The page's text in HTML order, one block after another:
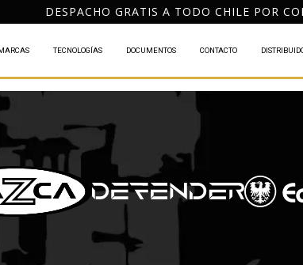
DESPACHO GRATIS A TODO CHILE POR
TECNOLOGÍAS DOCUMENTOS CONTACTO